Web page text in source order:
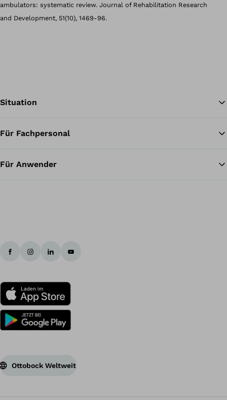
ambulators: systematic review. Journal of Rehabilitation Research
and Development, 51(10), 1469-96.
Situation
Für Fachpersonal
Für Anwender
Ottobock Weltweit